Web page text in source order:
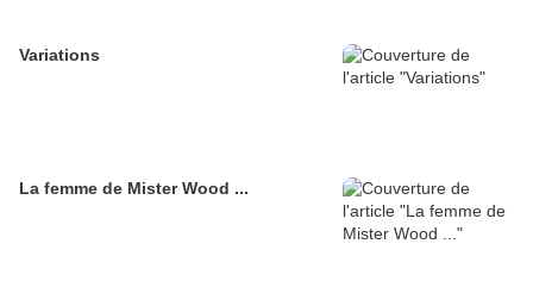
Variations
La femme de Mister Wood ...